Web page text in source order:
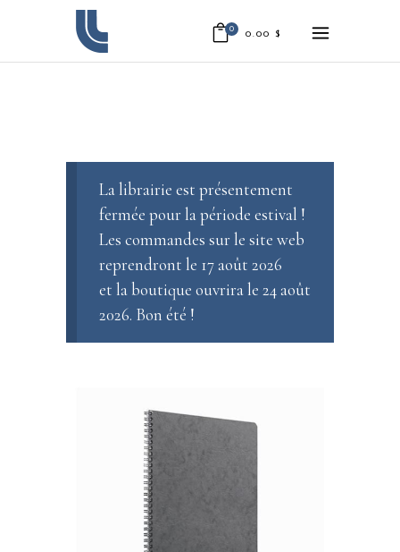
0 0.00 $
La librairie est présentement
fermée pour la période estival !
Les commandes sur le site web
reprendront le 17 août 2026
et la boutique ouvrira le 24 août
2026. Bon été !